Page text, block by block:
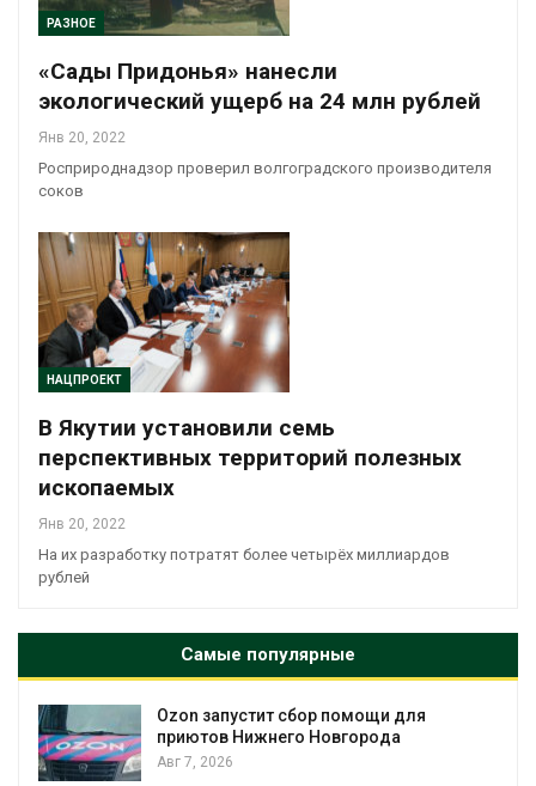
РАЗНОЕ
«Сады Придонья» нанесли
экологический ущерб на 24 млн рублей
Янв 20, 2022
Росприроднадзор проверил волгоградского производителя
соков
НАЦПРОЕКТ
В Якутии установили семь
перспективных территорий полезных
ископаемых
Янв 20, 2022
На их разработку потратят более четырёх миллиардов
рублей
Самые популярные
для
Солнечные панели над
позволяют одновременно